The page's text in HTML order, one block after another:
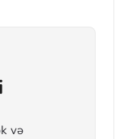
və